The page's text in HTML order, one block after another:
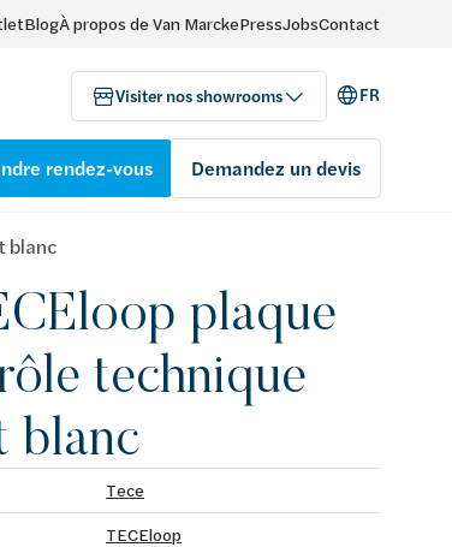
BlogÀ propos de Van MarckePressJobsContact
Visiter nos showrooms FR
rendez-vous Demandez un devis
blanc
plaque
technique
blanc
Tece
TECEloop